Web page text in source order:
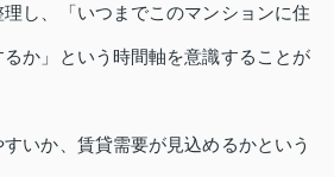
し、「いつまでこのマンションに住
か」という時間軸を意識することが
いか、賃貸需要が見込めるかという